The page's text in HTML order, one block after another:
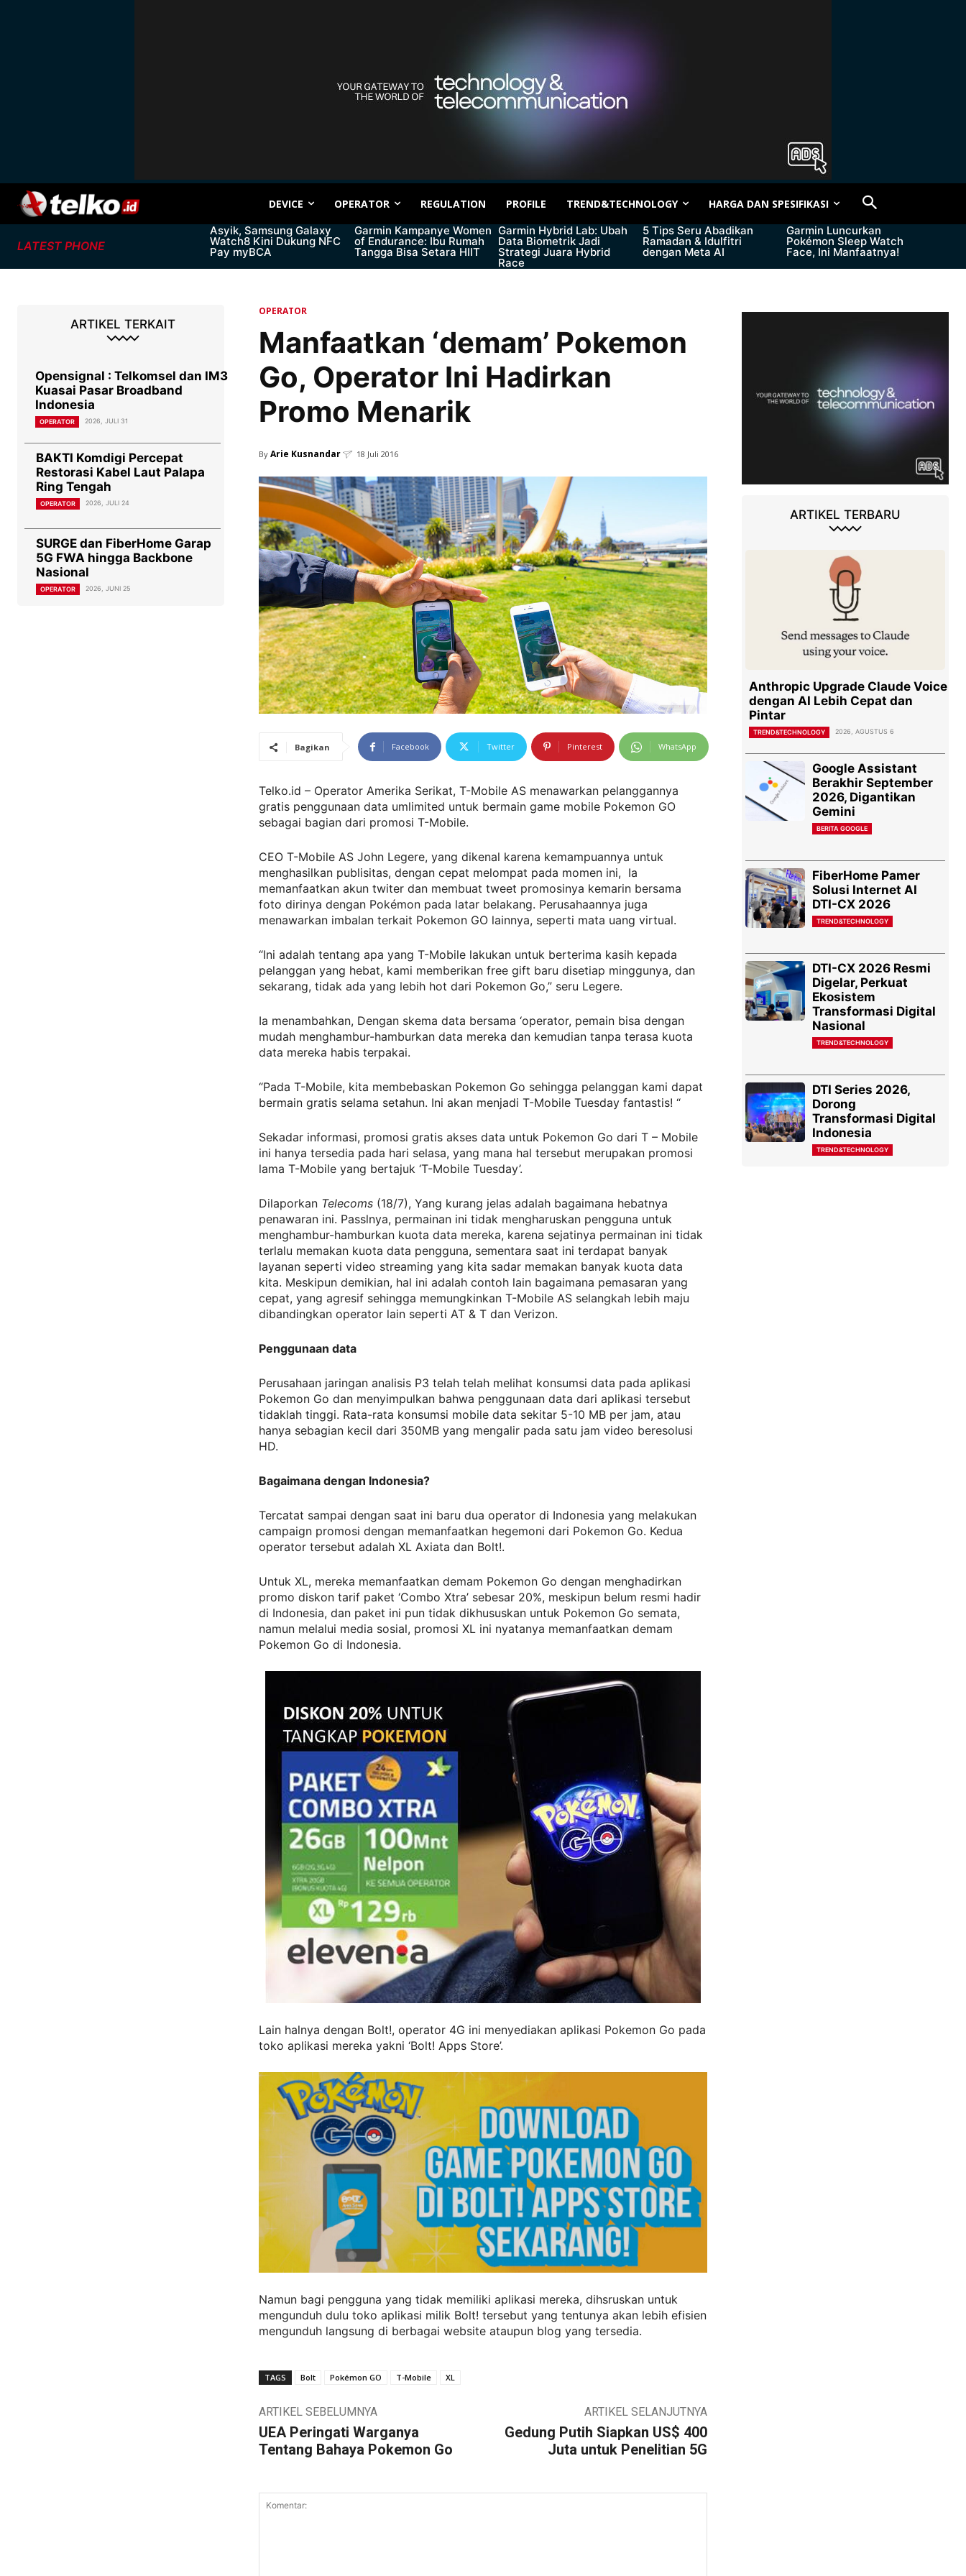
DEVICE OPERATOR REGULATION PROFILE TREND&TECHNOLOGY HARGA DAN SPESIFIKASI
LATEST PHONE
Asyik, Samsung Galaxy
Watch8 Kini Dukung NFC
Pay myBCA
Garmin Kampanye Women
of Endurance: Ibu Rumah
Tangga Bisa Setara HIIT
Garmin Hybrid Lab: Ubah
Data Biometrik Jadi
Strategi Juara Hybrid
Race
5 Tips Seru Abadikan
Ramadan & Idulfitri
dengan Meta AI
Garmin Luncurkan
Pokémon Sleep Watch
Face, Ini Manfaatnya!
ARTIKEL TERKAIT
Opensignal : Telkomsel dan IM3
Kuasai Pasar Broadband
Indonesia
OPERATOR 2026, JULI 31
BAKTI Komdigi Percepat
Restorasi Kabel Laut Palapa
Ring Tengah
OPERATOR 2026, JULI 24
SURGE dan FiberHome Garap
5G FWA hingga Backbone
Nasional
OPERATOR 2026, JUNI 25
OPERATOR
Manfaatkan ‘demam’ Pokemon
Go, Operator Ini Hadirkan
Promo Menarik
By Arie Kusnandar 18 Juli 2016
Bagikan Facebook Twitter Pinterest WhatsApp
Telko.id – Operator Amerika Serikat, T-Mobile AS menawarkan pelanggannya
gratis penggunaan data umlimited untuk bermain game mobile Pokemon GO
sebagai bagian dari promosi T-Mobile.
CEO T-Mobile AS John Legere, yang dikenal karena kemampuannya untuk
menghasilkan publisitas, dengan cepat melompat pada momen ini, Ia
memanfaatkan akun twiter dan membuat tweet promosinya kemarin bersama
foto dirinya dengan Pokémon pada latar belakang. Perusahaannya juga
menawarkan imbalan terkait Pokemon GO lainnya, seperti mata uang virtual.
“Ini adalah tentang apa yang T-Mobile lakukan untuk berterima kasih kepada
pelanggan yang hebat, kami memberikan free gift baru disetiap minggunya, dan
sekarang, tidak ada yang lebih hot dari Pokemon Go,” seru Legere.
Ia menambahkan, Dengan skema data bersama ‘operator, pemain bisa dengan
mudah menghambur-hamburkan data mereka dan kemudian tanpa terasa kuota
data mereka habis terpakai.
“Pada T-Mobile, kita membebaskan Pokemon Go sehingga pelanggan kami dapat
bermain gratis selama setahun. Ini akan menjadi T-Mobile Tuesday fantastis! “
Sekadar informasi, promosi gratis akses data untuk Pokemon Go dari T – Mobile
ini hanya tersedia pada hari selasa, yang mana hal tersebut merupakan promosi
lama T-Mobile yang bertajuk ‘T-Mobile Tuesday’.
Dilaporkan Telecoms (18/7), Yang kurang jelas adalah bagaimana hebatnya
penawaran ini. Passlnya, permainan ini tidak mengharuskan pengguna untuk
menghambur-hamburkan kuota data mereka, karena sejatinya permainan ini tidak
terlalu memakan kuota data pengguna, sementara saat ini terdapat banyak
layanan seperti video streaming yang kita sadar memakan banyak kuota data
kita. Meskipun demikian, hal ini adalah contoh lain bagaimana pemasaran yang
cepat, yang agresif sehingga memungkinkan T-Mobile AS selangkah lebih maju
dibandingkan operator lain seperti AT & T dan Verizon.
Penggunaan data
Perusahaan jaringan analisis P3 telah telah melihat konsumsi data pada aplikasi
Pokemon Go dan menyimpulkan bahwa penggunaan data dari aplikasi tersebut
tidaklah tinggi. Rata-rata konsumsi mobile data sekitar 5-10 MB per jam, atau
hanya sebagian kecil dari 350MB yang mengalir pada satu jam video beresolusi
HD.
Bagaimana dengan Indonesia?
Tercatat sampai dengan saat ini baru dua operator di Indonesia yang melakukan
campaign promosi dengan memanfaatkan hegemoni dari Pokemon Go. Kedua
operator tersebut adalah XL Axiata dan Bolt!.
Untuk XL, mereka memanfaatkan demam Pokemon Go dengan menghadirkan
promo diskon tarif paket ‘Combo Xtra’ sebesar 20%, meskipun belum resmi hadir
di Indonesia, dan paket ini pun tidak dikhususkan untuk Pokemon Go semata,
namun melalui media sosial, promosi XL ini nyatanya memanfaatkan demam
Pokemon Go di Indonesia.
Lain halnya dengan Bolt!, operator 4G ini menyediakan aplikasi Pokemon Go pada
toko aplikasi mereka yakni ‘Bolt! Apps Store’.
Namun bagi pengguna yang tidak memiliki aplikasi mereka, dihsruskan untuk
mengunduh dulu toko aplikasi milik Bolt! tersebut yang tentunya akan lebih efisien
mengunduh langsung di berbagai website ataupun blog yang tersedia.
TAGS Bolt Pokémon GO T-Mobile XL
ARTIKEL SEBELUMNYA
UEA Peringati Warganya
Tentang Bahaya Pokemon Go
ARTIKEL SELANJUTNYA
Gedung Putih Siapkan US$ 400
Juta untuk Penelitian 5G
ARTIKEL TERBARU
Anthropic Upgrade Claude Voice
dengan AI Lebih Cepat dan
Pintar
TREND&TECHNOLOGY 2026, AGUSTUS 6
Google Assistant
Berakhir September
2026, Digantikan
Gemini
BERITA GOOGLE
FiberHome Pamer
Solusi Internet AI
DTI-CX 2026
TREND&TECHNOLOGY
DTI-CX 2026 Resmi
Digelar, Perkuat
Ekosistem
Transformasi Digital
Nasional
TREND&TECHNOLOGY
DTI Series 2026,
Dorong
Transformasi Digital
Indonesia
TREND&TECHNOLOGY